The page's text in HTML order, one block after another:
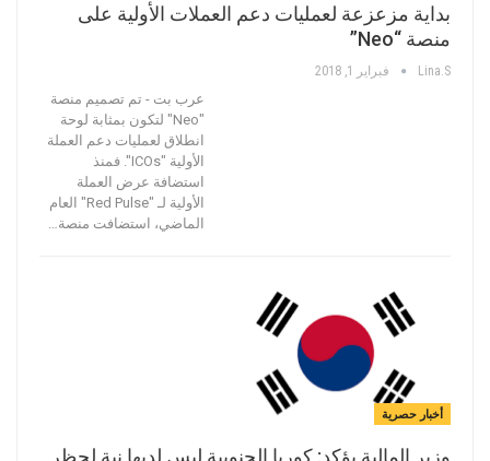
بداية مزعزعة لعمليات دعم العملات الأولية على
منصة “Neo”
Lina.s فبراير 1, 2018
عرب بت - تم تصميم منصة
"Neo" لتكون بمثابة لوحة
انطلاق لعمليات دعم العملة
الأولية "ICOs". فمنذ
استضافة عرض العملة
الأولية لـ "Red Pulse" العام
الماضي، استضافت منصة…
أخبار حصرية